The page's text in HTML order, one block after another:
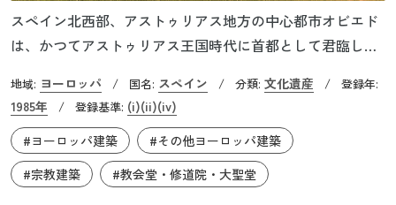
スペイン北西部、アストゥリアス地方の中心都市オビエド
は、かつてアストゥリアス王国時代に首都として君臨して
ンキスタの口火を切った西ゴート王国の貴族ペラーヨによ
って奪還され、718年にアストゥリアス王国が建国されま
す。その後、8～10世紀にかけて首都オビエドに幾つものキ
リスト教の教会が建てられ、現在ではオビエド市街や郊外
に残る6つの教会と関連施設が世界遺産として登録されてい
地域: ヨーロッパ / 国名: スペイン / 分類: 文化遺産 / 登録年:
1985年 / 登録基準: (i)(ii)(iv)
#ヨーロッパ建築
#その他ヨーロッパ建築
#宗教建築
#教会堂・修道院・大聖堂